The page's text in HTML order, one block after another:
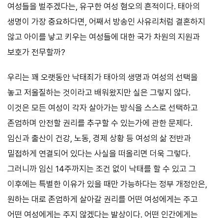
여성들을 벌주겠다는, 유구한 여성 혐오의 흔적이다. 태아의
생명이 가장 중요하다면, 어째서 방송인 사유리처럼 결혼하지
않고 아이를 낳고 키우는 여성들에 대한 국가 차원의 지원과
보호가 전무할까?
우리는 꽤 오랫동안 낙태죄가 태아의 생명과 여성의 선택을
놓고 저울질하는 것이라고 배워왔지만 실은 그렇지 않다.
이것은 모든 여성이 각자 살아가는 방식을 스스로 선택하고
존엄하며 안전할 권리를 추구할 수 있는가에 관한 문제다.
임신과 출산이 건강, 노동, 경제 상황 등 여성의 삶 전반과
밀접하게 연결되어 있다는 사실을 떠올리면 더욱 그렇다.
그러니까 임신 14주까지는 조건 없이 낙태를 할 수 있고 그
이후에는 특별한 이유가 있을 때만 가능하다는 정부 개정안은,
원하는 대로 존엄하게 살아갈 권리를 어떤 여성에게는 주고
어떤 여성에게는 주지 않겠다는 발상이다. 어떤 인간에게는